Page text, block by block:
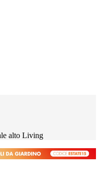
alto Living